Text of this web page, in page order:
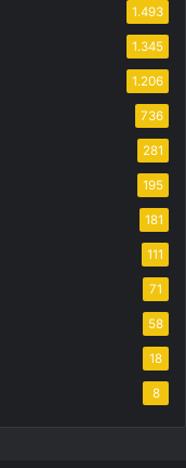
1.493
1.345
1.206
736
281
195
181
111
71
58
18
8